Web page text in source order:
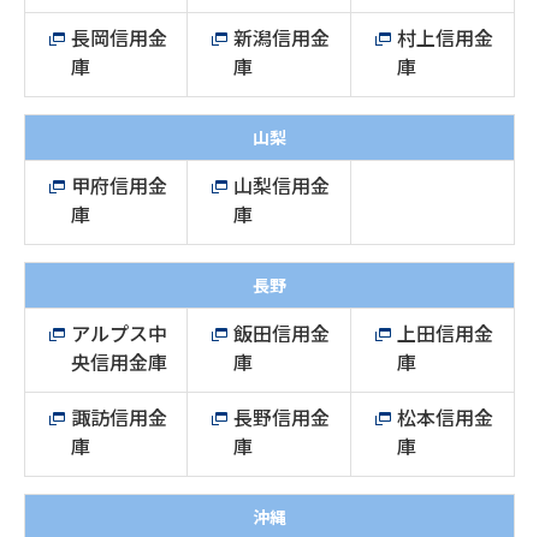
長岡信用金
庫
新潟信用金
庫
村上信用金
庫
山梨
甲府信用金
庫
山梨信用金
庫
長野
アルプス中
央信用金庫
飯田信用金
庫
上田信用金
庫
諏訪信用金
庫
長野信用金
庫
松本信用金
庫
沖縄